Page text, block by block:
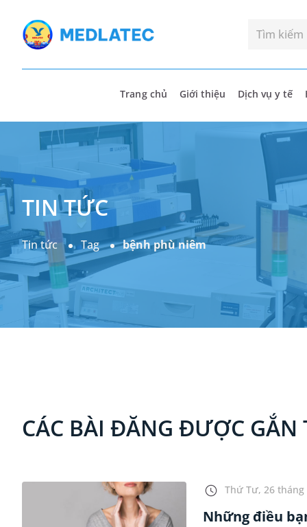
Trang chủ Giới thiệu Dịch vụ y tế
TIN TỨC
Tin tức Tag bệnh phù niêm
CÁC BÀI ĐĂNG ĐƯỢC
Thứ Tư, 26 tháng
Những điều